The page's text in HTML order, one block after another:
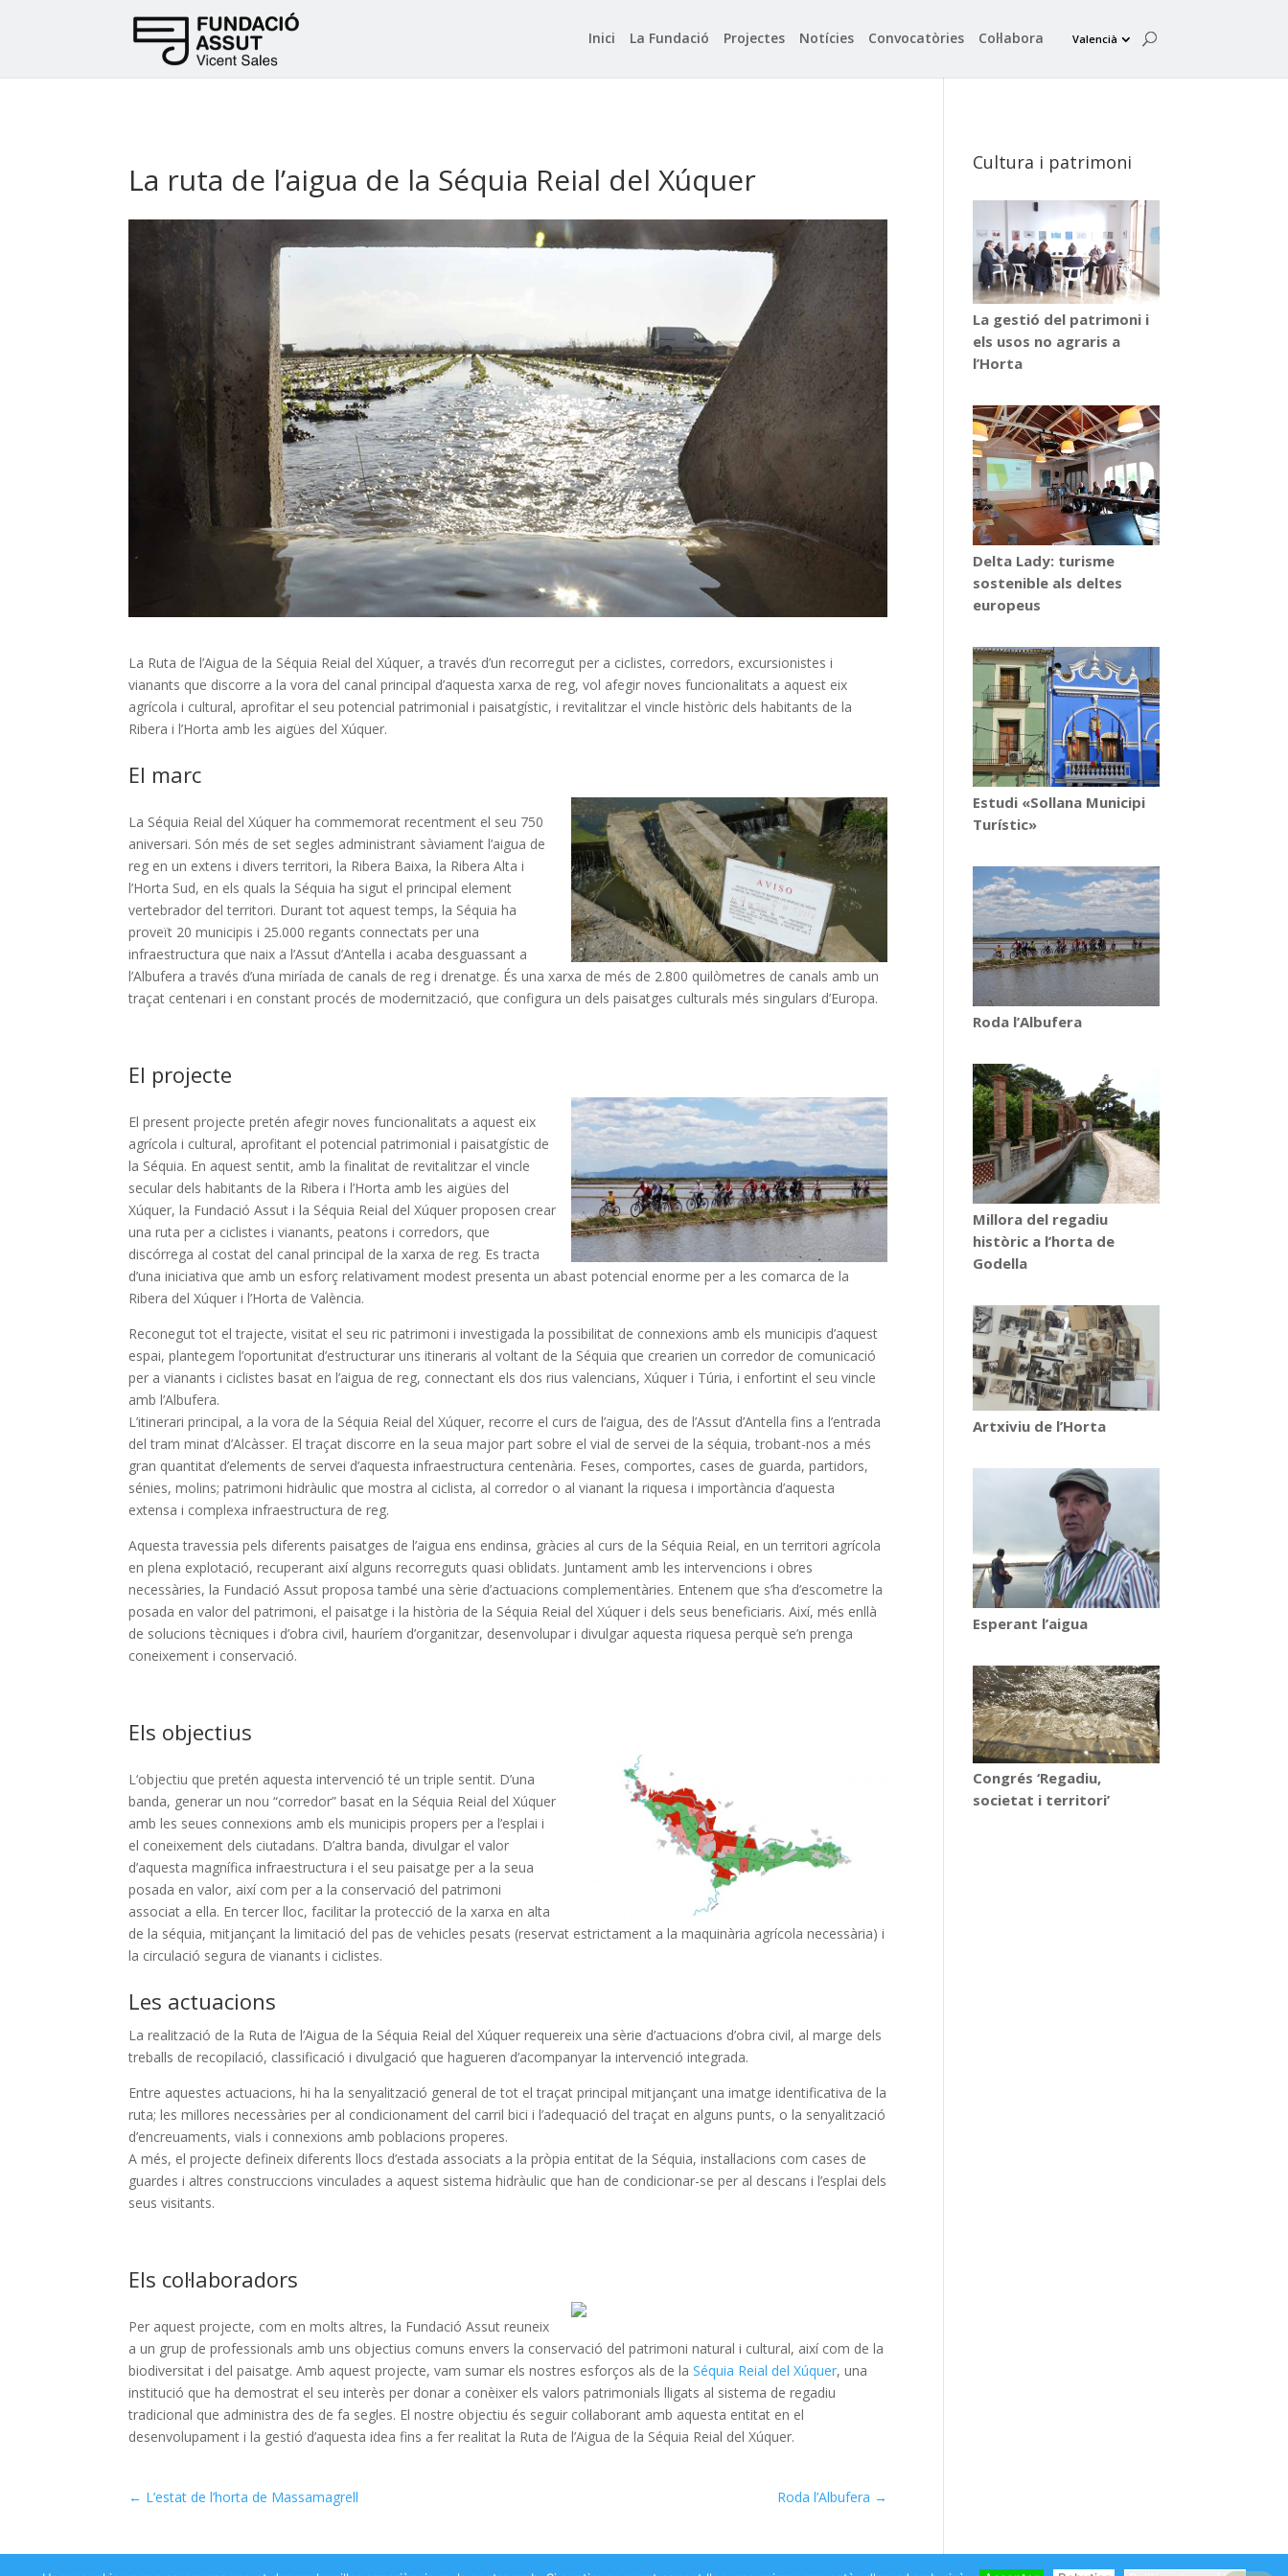
Inici La Fundació Projectes Notícies Convocatòries Col·labora Valencià
La ruta de l’aigua de la Séquia Reial del Xúquer
L a Ruta de l’Aigua de la Séquia Reial del Xúquer, a través d’un recorregut per a ciclistes, corredors, excursionistes i
vianants que discorre a la vora del canal principal d’aquesta xarxa de reg, vol afegir noves funcionalitats a aquest eix
agrícola i cultural, aprofitar el seu potencial patrimonial i paisatgístic, i revitalitzar el vincle històric dels habitants de la
Ribera i l’Horta amb les aigües del Xúquer.
El marc
L a Séquia Reial del Xúquer ha commemorat recentment el seu 750
aniversari. Són més de set segles administrant sàviament l’aigua de
reg en un extens i divers territori, la Ribera Baixa, la Ribera Alta i
l’Horta Sud, en els quals la Séquia ha sigut el principal element
vertebrador del territori. Durant tot aquest temps, la Séquia ha
proveït 20 municipis i 25.000 regants connectats per una
infraestructura que naix a l’Assut d’Antella i acaba desguassant a
l’Albufera a través d’una miríada de canals de reg i drenatge. És una xarxa de més de 2.800 quilòmetres de canals amb un
traçat centenari i en constant procés de modernització, que configura un dels paisatges culturals més singulars d’Europa.
El projecte
El present projecte pretén afegir noves funcionalitats a aquest eix
agrícola i cultural, aprofitant el potencial patrimonial i paisatgístic de
la Séquia. En aquest sentit, amb la finalitat de revitalitzar el vincle
secular dels habitants de la Ribera i l’Horta amb les aigües del
Xúquer, la Fundació Assut i la Séquia Reial del Xúquer proposen crear
una ruta per a ciclistes i vianants, peatons i corredors, que
discórrega al costat del canal principal de la xarxa de reg. Es tracta
d’una iniciativa que amb un esforç relativament modest presenta un abast potencial enorme per a les comarca de la
Ribera del Xúquer i l’Horta de València.
Reconegut tot el trajecte, visitat el seu ric patrimoni i investigada la possibilitat de connexions amb els municipis d’aquest
espai, plantegem l’oportunitat d’estructurar uns itineraris al voltant de la Séquia que crearien un corredor de comunicació
per a vianants i ciclistes basat en l’aigua de reg, connectant els dos rius valencians, Xúquer i Túria, i enfortint el seu vincle
amb l’Albufera.
L’itinerari principal, a la vora de la Séquia Reial del Xúquer, recorre el curs de l’aigua, des de l’Assut d’Antella fins a l’entrada
del tram minat d’Alcàsser. El traçat discorre en la seua major part sobre el vial de servei de la séquia, trobant-nos a més
gran quantitat d’elements de servei d’aquesta infraestructura centenària. Feses, comportes, cases de guarda, partidors,
sénies, molins; patrimoni hidràulic que mostra al ciclista, al corredor o al vianant la riquesa i importància d’aquesta
extensa i complexa infraestructura de reg.
Aquesta travessia pels diferents paisatges de l’aigua ens endinsa, gràcies al curs de la Séquia Reial, en un territori agrícola
en plena explotació, recuperant així alguns recorreguts quasi oblidats. Juntament amb les intervencions i obres
necessàries, la Fundació Assut proposa també una sèrie d’actuacions complementàries. Entenem que s’ha d’escometre la
posada en valor del patrimoni, el paisatge i la història de la Séquia Reial del Xúquer i dels seus beneficiaris. Així, més enllà
de solucions tècniques i d’obra civil, hauríem d’organitzar, desenvolupar i divulgar aquesta riquesa perquè se’n prenga
coneixement i conservació.
Els objectius
L‘objectiu que pretén aquesta intervenció té un triple sentit. D’una
banda, generar un nou “corredor” basat en la Séquia Reial del Xúquer
amb les seues connexions amb els municipis propers per a l’esplai i
el coneixement dels ciutadans. D’altra banda, divulgar el valor
d’aquesta magnífica infraestructura i el seu paisatge per a la seua
posada en valor, així com per a la conservació del patrimoni
associat a ella. En tercer lloc, facilitar la protecció de la xarxa en alta
de la séquia, mitjançant la limitació del pas de vehicles pesats (reservat estrictament a la maquinària agrícola necessària) i
la circulació segura de vianants i ciclistes.
Les actuacions
L a realització de la Ruta de l’Aigua de la Séquia Reial del Xúquer requereix una sèrie d’actuacions d’obra civil, al marge dels
treballs de recopilació, classificació i divulgació que hagueren d’acompanyar la intervenció integrada.
Entre aquestes actuacions, hi ha la senyalització general de tot el traçat principal mitjançant una imatge identificativa de la
ruta; les millores necessàries per al condicionament del carril bici i l’adequació del traçat en alguns punts, o la senyalització
d’encreuaments, vials i connexions amb poblacions properes.
A més, el projecte defineix diferents llocs d’estada associats a la pròpia entitat de la Séquia, instal·lacions com cases de
guardes i altres construccions vinculades a aquest sistema hidràulic que han de condicionar-se per al descans i l’esplai dels
seus visitants.
Els col·laboradors
Per aquest projecte, com en molts altres, la Fundació Assut reuneix
a un grup de professionals amb uns objectius comuns envers la conservació del patrimoni natural i cultural, així com de la
biodiversitat i del paisatge. Amb aquest projecte, vam sumar els nostres esforços als de laSéquia Reial del Xúquer, una
institució que ha demostrat el seu interès per donar a conèixer els valors patrimonials lligats al sistema de regadiu
tradicional que administra des de fa segles. El nostre objectiu és seguir col·laborant amb aquesta entitat en el
desenvolupament i la gestió d’aquesta idea fins a fer realitat la Ruta de l’Aigua de la Séquia Reial del Xúquer.
← L’estat de l’horta de Massamagrell Roda l’Albufera →
Cultura i patrimoni
La gestió del patrimoni i
els usos no agraris a
l’Horta
Delta Lady: turisme
sostenible als deltes
europeus
Estudi «Sollana Municipi
Turístic»
Roda l’Albufera
Millora del regadiu
històric a l’horta de
Godella
Artxiviu de l’Horta
Esperant l’aigua
Congrés ‘Regadiu,
societat i territori’